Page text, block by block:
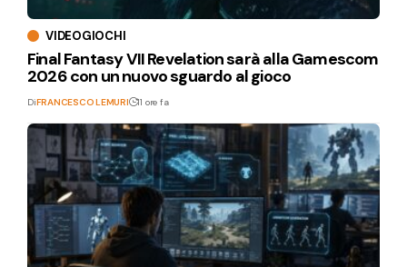
VIDEOGIOCHI
Final Fantasy VII Revelation sarà alla Gamescom
2026 con un nuovo sguardo al gioco
DiFRANCESCO LEMURI 11 ore fa